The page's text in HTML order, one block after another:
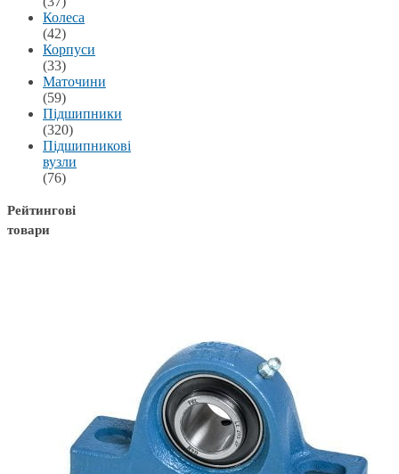
Колеса
(42)
Корпуси
(33)
Маточини
(59)
Підшипники
(320)
Підшипникові
вузли
(76)
Рейтингові
товари